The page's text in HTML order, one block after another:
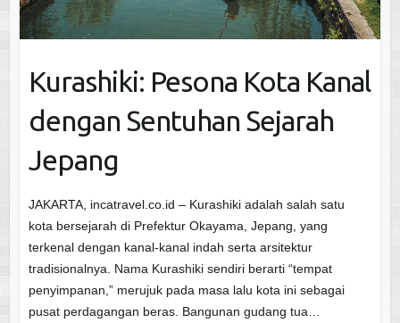
Kurashiki: Pesona Kota Kanal
dengan Sentuhan Sejarah
Jepang
JAKARTA, incatravel.co.id – Kurashiki adalah salah satu
kota bersejarah di Prefektur Okayama, Jepang, yang
terkenal dengan kanal-kanal indah serta arsitektur
tradisionalnya. Nama Kurashiki sendiri berarti “tempat
penyimpanan,” merujuk pada masa lalu kota ini sebagai
pusat perdagangan beras. Bangunan gudang tua…